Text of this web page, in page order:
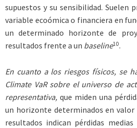
supuestos y su sensibilidad. Suelen
variable ecoómica o financiera en
un determinado horizonte de
resultados frente a un baseline10.
En cuanto a los riesgos físicos, se
Climate VaR sobre el universo de
representativa, que miden una
un horizonte determinados en valor
resultados indican pérdidas medias